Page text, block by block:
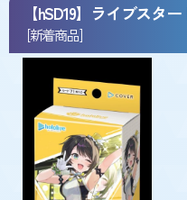
【hSD19】ライブスタ
[新着商品]